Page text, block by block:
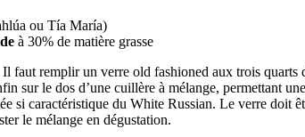
ou Tía María)
à 30% de matière grasse
faut remplir un verre old fashioned aux trois
sur le dos d’une cuillère à mélange, permettant
si caractéristique du White Russian. Le verre doit
le mélange en dégustation.